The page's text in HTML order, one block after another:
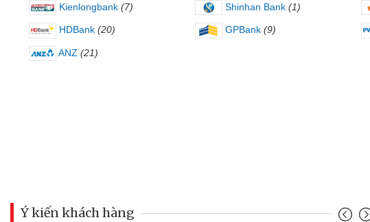
Kienlongbank (7) Shinhan Bank (1)
HDBank (20) GPBank (9)
ANZ (21)
Ý kiến khách hàng